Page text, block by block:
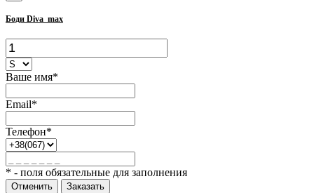
Боди Diva_max
Ваше имя*
Email*
Телефон*
* - поля обязательные для заполнения
Отменить Заказать